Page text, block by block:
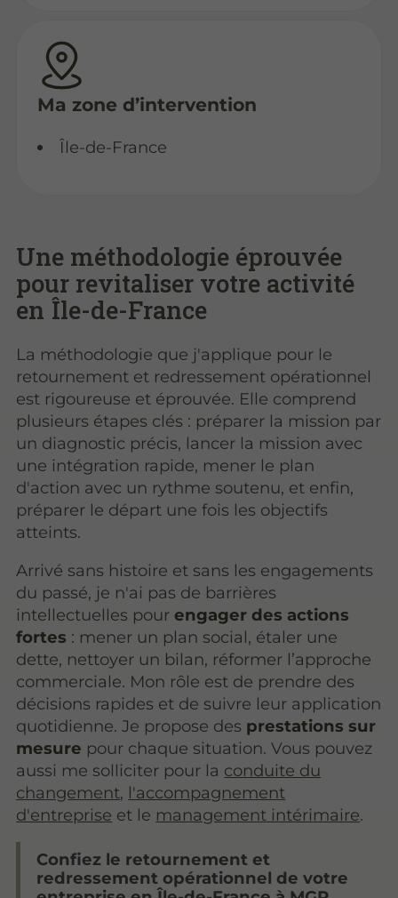
Ma zone d’intervention
Île-de-France
Une méthodologie éprouvée
pour revitaliser votre activité
en Île-de-France
La méthodologie que j'applique pour le
retournement et redressement opérationnel
est rigoureuse et éprouvée. Elle comprend
plusieurs étapes clés : préparer la mission par
un diagnostic précis, lancer la mission avec
une intégration rapide, mener le plan
d'action avec un rythme soutenu, et enfin,
préparer le départ une fois les objectifs
atteints.
Arrivé sans histoire et sans les engagements
du passé, je n'ai pas de barrières
intellectuelles pourengager des actions
fortes : mener un plan social, étaler une
dette, nettoyer un bilan, réformer l’approche
commerciale. Mon rôle est de prendre des
décisions rapides et de suivre leur application
quotidienne. Je propose des prestations sur
mesure pour chaque situation. Vous pouvez
aussi me solliciter pour la conduite du
changement, l'accompagnement
d'entreprise et le management intérimaire.
Confiez le retournement et
redressement opérationnel de votre